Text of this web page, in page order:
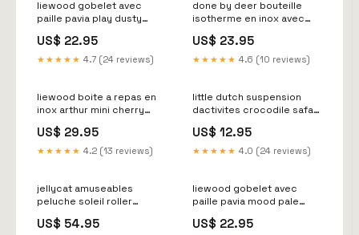
liewood gobelet avec
paille pavia play dusty
ks_recall
US$ 22.95
★★★★★ 4.7 (24 reviews)
done by deer bouteille
isotherme en inox avec
340 ml remove_sale
US$ 23.95
★★★★★ 4.6 (10 reviews)
liewood boite a repas en
inox arthur mini cherry
homepage_new_nl
US$ 29.95
★★★★★ 4.2 (13 reviews)
little dutch suspension
dactivites crocodile safari
US$ 12.95
★★★★★ 4.0 (24 reviews)
jellycat amuseables
peluche soleil roller
homepage_fav_nl
US$ 54.95
liewood gobelet avec
paille pavia mood pale
homepage_fav_nl
US$ 22.95